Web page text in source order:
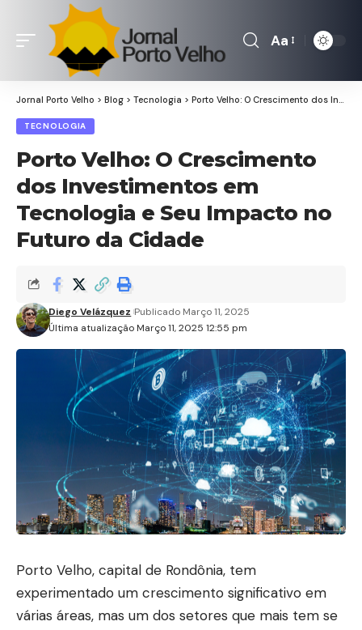
Font
Aa
Jornal Porto Velho > Blog > Tecnologia > Porto Velho: O Crescimento dos Investimentos em Tecnologia e Seu Impacto no Futuro da Cidade
TECNOLOGIA
Porto Velho: O Crescimento
dos Investimentos em
Tecnologia e Seu Impacto no
Futuro da Cidade
Última atualização Março 11, 2025 12:55 pm
Diego Velázquez Publicado Março 11, 2025
Porto Velho, capital de Rondônia, tem
experimentado um crescimento significativo em
várias áreas, mas um dos setores que mais tem se